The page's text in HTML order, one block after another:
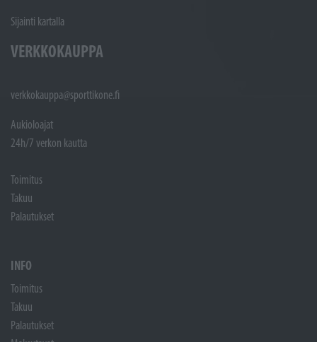
Sijainti kartalla
VERKKOKAUPPA
verkkokauppa@sporttikone.fi
Aukioloajat
24h/7 verkon kautta
Toimitus
Takuu
Palautukset
INFO
Toimitus
Takuu
Palautukset